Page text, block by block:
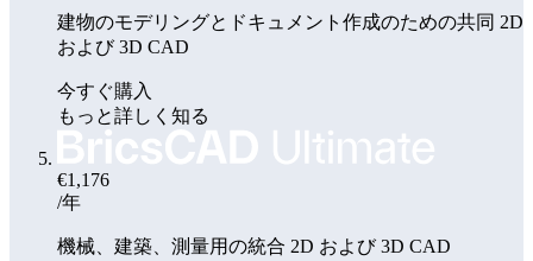
建物のモデリングとドキュメント作成のための共同 2D
および 3D CAD
今すぐ購入
もっと詳しく知る
€1,176
/年
機械、建築、測量用の統合 2D および 3D CAD